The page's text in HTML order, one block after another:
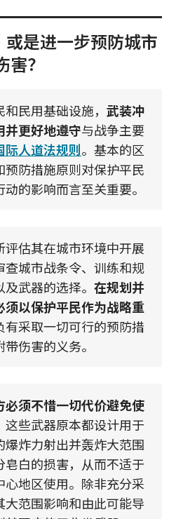
是进一步预防城市
？
民用基础设施， 武装冲
并更好地遵守与战争主要
际人道法规则。基本的区
防措施原则对保护平民
的影响而言至关重要。
评估其在城市环境中开展
查城市战条令、训练和规
武器的选择。 在规划并
以保护平民作为战略重
有采取一切可行的预防措
伤害的义务。
必须不惜一切代价避免使
这些武器原本都设计用于
爆炸力射出并轰炸大范围
白的损害，从而不适于
地区使用。除非充分采
范围影响和由此可能导